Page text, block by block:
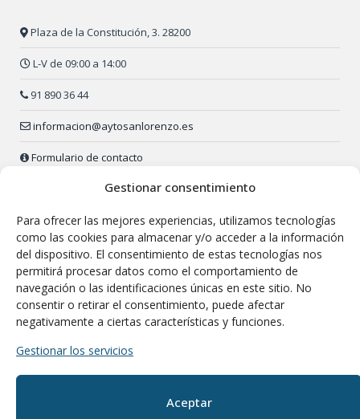
Gestionar consentimiento
Para ofrecer las mejores experiencias, utilizamos tecnologías
como las cookies para almacenar y/o acceder a la información
del dispositivo. El consentimiento de estas tecnologías nos
permitirá procesar datos como el comportamiento de
navegación o las identificaciones únicas en este sitio. No
consentir o retirar el consentimiento, puede afectar
negativamente a ciertas características y funciones.
Gestionar los servicios
Aceptar
Plaza de la Constitución, 3. 28200
L-V de 09:00 a 14:00
91 890 36 44
informacion@aytosanlorenzo.es
Formulario de contacto
91 890 52 23 (24 h.)
Envía tu sugerencia o queja
Departamento de Comunicación del M.I.